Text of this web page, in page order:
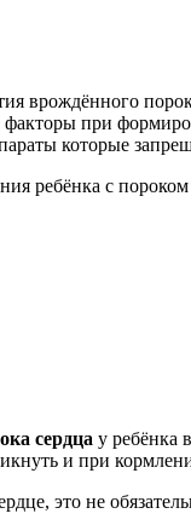
врождённого
при
которые
ребёнка с
сердца у ребёнка
и при
это не